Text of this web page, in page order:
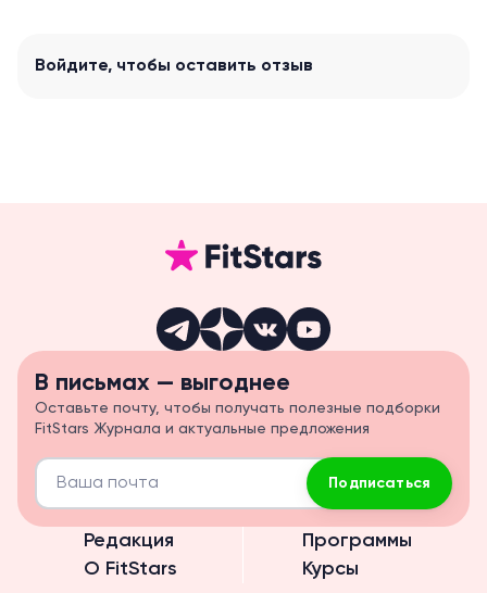
Войдите, чтобы оставить отзыв
Редакция
О FitStars
Программы
Курсы
В письмах — выгоднее
Оставьте почту, чтобы получать полезные подборки
FitStars Журнала и актуальные предложения
Подписаться